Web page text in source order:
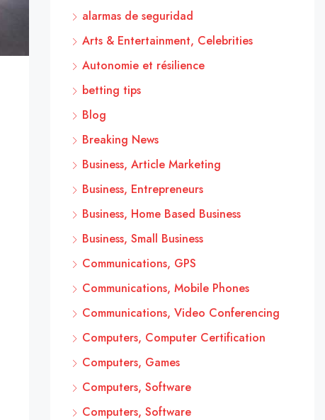
alarmas de seguridad
Arts & Entertainment, Celebrities
Autonomie et résilience
betting tips
Blog
Breaking News
Business, Article Marketing
Business, Entrepreneurs
Business, Home Based Business
Business, Small Business
Communications, GPS
Communications, Mobile Phones
Communications, Video Conferencing
Computers, Computer Certification
Computers, Games
Computers, Software
Computers, Software